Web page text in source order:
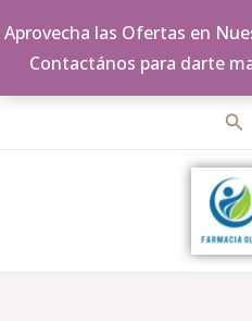
Aprovecha las Ofertas en
Contactános para darte